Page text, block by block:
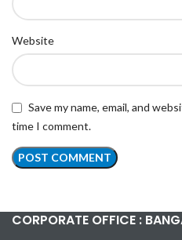
Website
Save my name, email, and
time I comment.
CORPORATE OFFICE :